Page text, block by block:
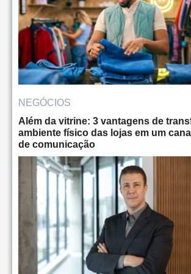
NEGÓCIOS
Além da vitrine: 3 vantagens de
ambiente físico das lojas em um
de comunicação